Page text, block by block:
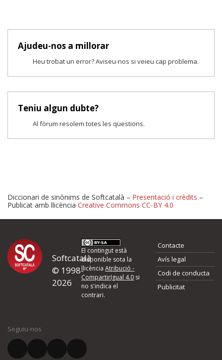
Ajudeu-nos a millorar
Heu trobat un error? Aviseu-nos si veieu cap problema.
Teniu algun dubte?
Al fòrum resolem totes les qüestions.
Proposeu-nos millores o
d'errors
Si heu trobat un error o voleu proposar alguna millora, ompliu els
quina és la millora que proposeu o l'error del qual voleu informar-
El vostre correu electrònic *
Diccionari de sinònims de Softcatalà – Presentació i crèdits –
Publicat amb llicència Creative Commons CC-BY 4.0
Softcatalà
© 1998-
2026
El contingut està
disponible sota la
llicènciaAtribució -
CompartirIgual 4.0 si
no s'indica el
contrari.
Contacte
Avís legal
Codi de conducta
Publicitat
Seguiu-nos